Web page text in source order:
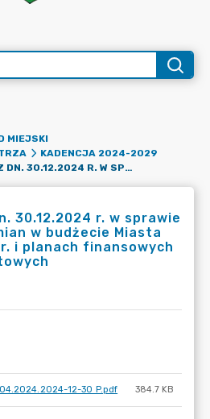
MIEJSKI
KADENCJA 2024-2029
120.204.2024 Z DN. 30.12.2024 R. W SPRAWIE WPROWADZENIA ZMIAN W BUDŻECIE MIASTA ŁĘCZYCA NA 2024 R. I PLANACH FINANSOWYCH JEDNOSTEK BUDŻETOWYCH
30.12.2024 r. w sprawie
w budżecie Miasta
i planach finansowych
12-30 P.pdf 384.7 KB